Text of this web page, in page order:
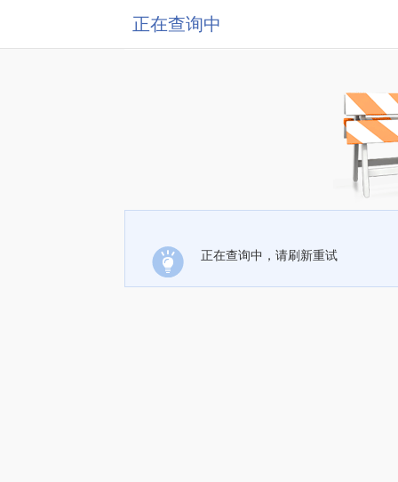
正在查询中
正在查询中，请刷新重试